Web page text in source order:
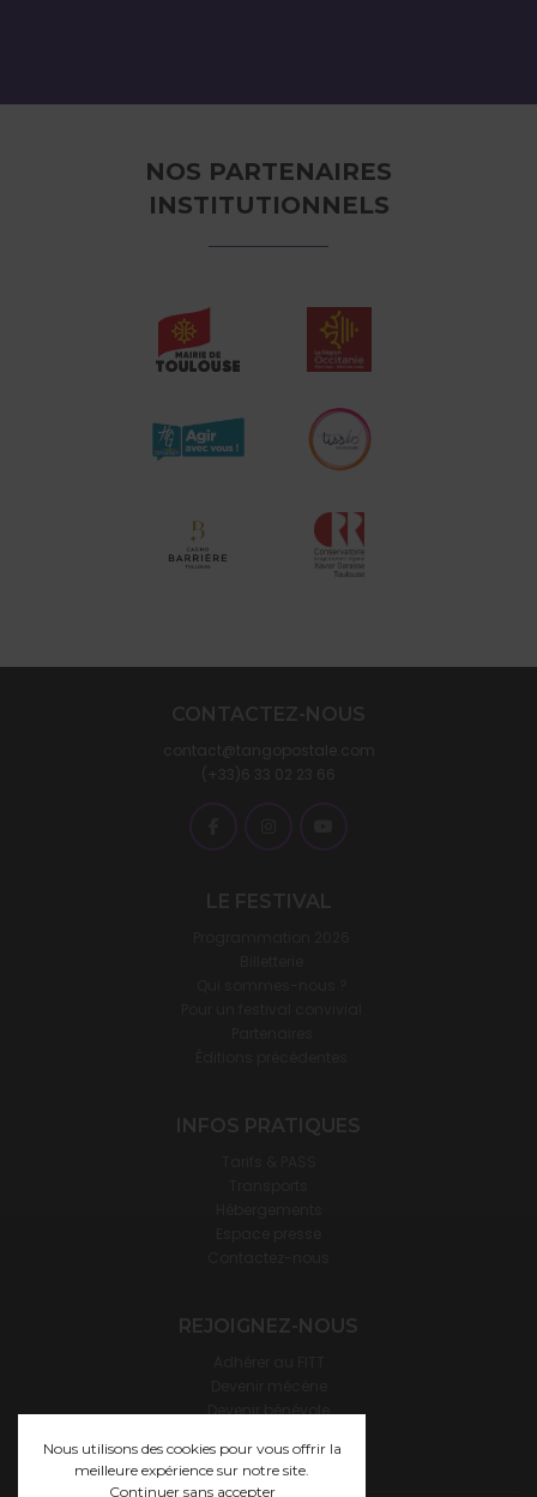
NOS PARTENAIRES
INSTITUTIONNELS
REJOIGNEZ-NOUS
Devenir bénévole
Nous utilisons des cookies pour vous offrir la
meilleure expérience sur notre site.
Continuer sans accepter